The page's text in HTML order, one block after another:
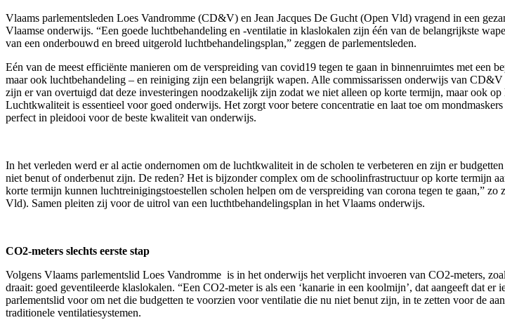
Vlaams parlementsleden Loes Vandromme (CD&V) en Jean Jacques De Gucht (Open Vld) vragend in een
Vlaamse onderwijs. “Een goede luchtbehandeling en -ventilatie in klaslokalen zijn één van de belangrijkste
van een onderbouwd en breed uitgerold luchtbehandelingsplan,” zeggen de parlementsleden.
Eén van de meest efficiënte manieren om de verspreiding van covid19 tegen te gaan in binnenruimtes met
maar ook luchtbehandeling – en reiniging zijn een belangrijk wapen. Alle commissarissen onderwijs van
zijn er van overtuigd dat deze investeringen noodzakelijk zijn zodat we niet alleen op korte termijn, maar ook
Luchtkwaliteit is essentieel voor goed onderwijs. Het zorgt voor betere concentratie en laat toe om
perfect in pleidooi voor de beste kwaliteit van onderwijs.
In het verleden werd er al actie ondernomen om de luchtkwaliteit in de scholen te verbeteren en zijn er
niet benut of onderbenut zijn. De reden? Het is bijzonder complex om de schoolinfrastructuur op korte termijn
korte termijn kunnen luchtreinigingstoestellen scholen helpen om de verspreiding van corona tegen te gaan,”
Vld). Samen pleiten zij voor de uitrol van een lucthtbehandelingsplan in het Vlaams onderwijs.
CO2-meters slechts eerste stap
Volgens Vlaams parlementslid Loes Vandromme is in het onderwijs het verplicht invoeren van CO2-meters,
draait: goed geventileerde klaslokalen. “Een CO2-meter is als een ‘kanarie in een koolmijn’, dat aangeeft dat
parlementslid voor om net die budgetten te voorzien voor ventilatie die nu niet benut zijn, in te zetten voor de
traditionele ventilatiesystemen.